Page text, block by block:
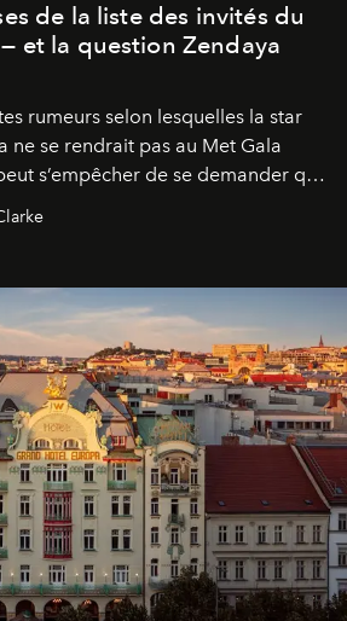
de la liste des invités du
et la question Zendaya
rumeurs selon lesquelles la star
ne se rendrait pas au Met Gala
s’empêcher de se demander qui